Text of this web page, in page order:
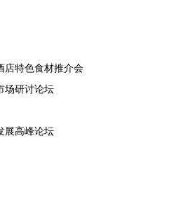
店特色食材推介会
场研讨论坛
展高峰论坛